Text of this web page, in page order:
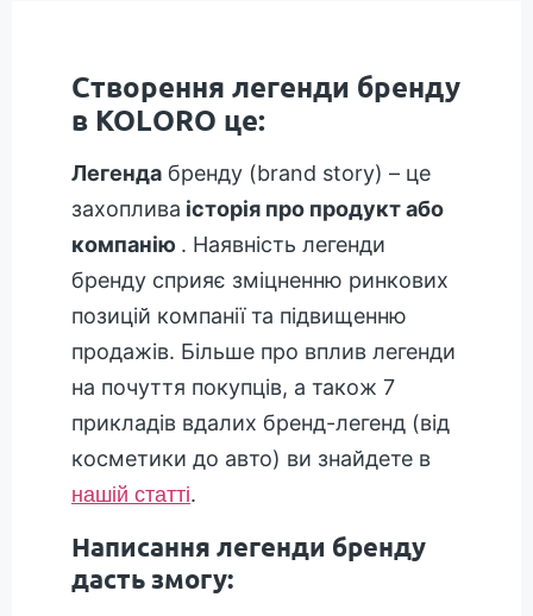
Створення легенди бренду
в KOLORO це:
Легенда бренду (brand story) – це
захоплива історія про продукт або
компанію . Наявність легенди
бренду сприяє зміцненню ринкових
позицій компанії та підвищенню
продажів. Більше про вплив легенди
на почуття покупців, а також 7
прикладів вдалих бренд-легенд (від
косметики до авто) ви знайдете в
нашій статті.
Написання легенди бренду
дасть змогу: